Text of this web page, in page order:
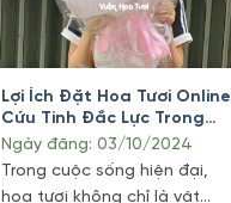
Lợi Ích Đặt Hoa Tươi Online
Cứu Tinh Đắc Lực Trong
Ngày Lễ
Ngày đăng: 03/10/2024
Trong cuộc sống hiện đại,
hoa tươi không chỉ là vật